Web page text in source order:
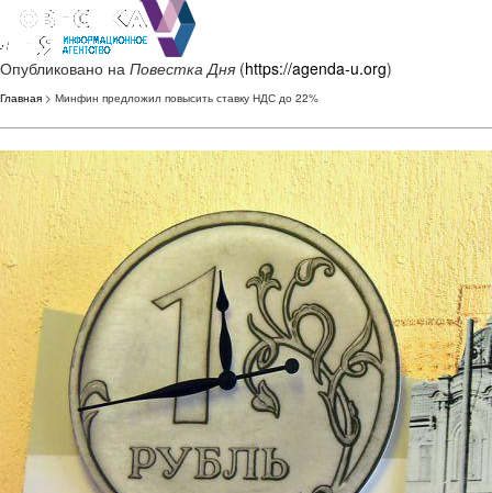
Опубликовано на Повестка Дня (https://agenda-u.org)
Главная > Минфин предложил повысить ставку НДС до 22%